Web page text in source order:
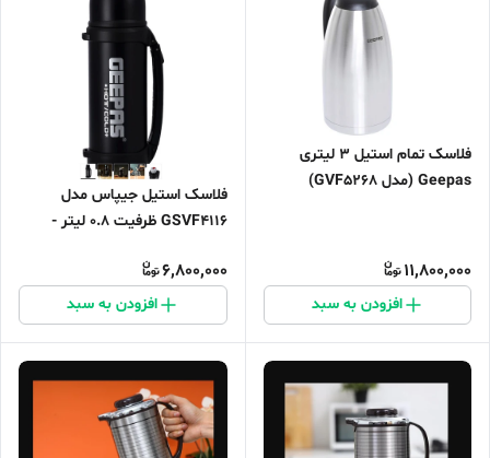
فلاسک تمام استیل ۳ لیتری
Geepas (مدل GVF5268)
11,800,000
افزودن به سبد
فلاسک استیل جیپاس مدل
GSVF4116 ظرفیت 0.8 لیتر -
6,800,000
افزودن به سبد